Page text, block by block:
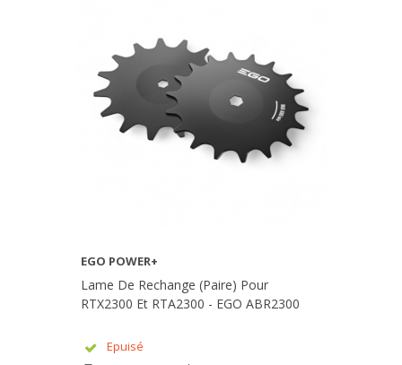
EGO POWER+
Lame De Rechange (paire) Pour
RTX2300 Et RTA2300 - EGO ABR2300
Epuisé